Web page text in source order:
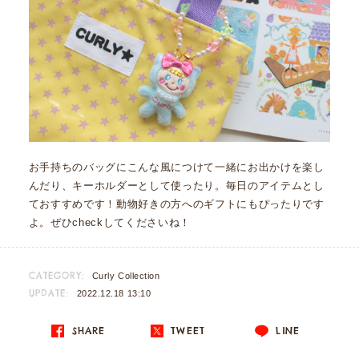
お手持ちのバッグにこんな風につけて一緒にお出かけを楽し
んだり、キーホルダーとして使ったり。毎日のアイテムとし
ておすすめです！動物好きの方へのギフトにもぴったりです
よ。ぜひcheckしてくださいね！
CATEGORY: Curly Collection
UPDATE: 2022.12.18 13:10
SHARE TWEET LINE